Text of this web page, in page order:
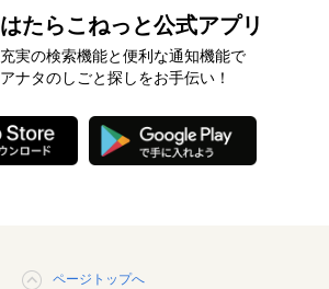
はたらこねっと公式アプリ
充実の検索機能と便利な通知機能で
アナタのしごと探しをお手伝い！
ページトップへ